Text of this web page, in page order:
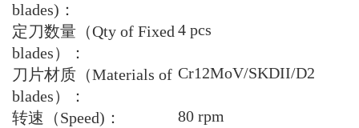
blades) ：
定刀数量（Qty of Fixed
blades）：
4 pcs
刀片材质（Materials of
blades）：
Cr12MoV/SKDII/D2
转速（Speed) ：
80 rpm